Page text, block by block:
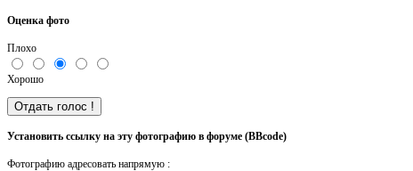
Оценка фото
Плохо
Хорошо
Установить ссылку на эту фотографию в форуме (BBcode)
Фотографию адресовать напрямую :